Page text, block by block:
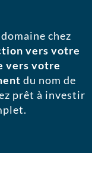
chez
vers votre
vers votre
du nom de
prêt à investir